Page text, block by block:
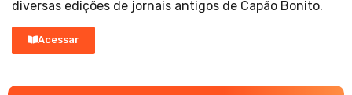
diversas edições de jornais antigos de Capão Bonito.
Acessar